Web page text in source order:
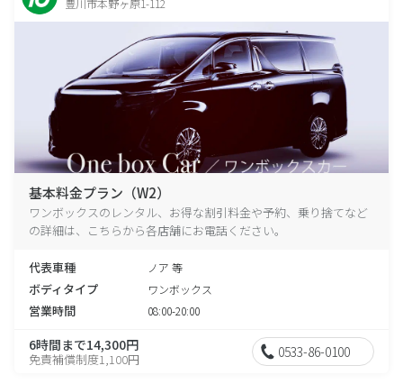
豊川市本野ヶ原1-112
基本料金プラン（W2）
ワンボックスのレンタル、お得な割引料金や予約、乗り捨てなど
の詳細は、こちらから各店舗にお電話ください。
代表車種 ノア 等
ボディタイプ ワンボックス
営業時間 08:00-20:00
6時間まで14,300円
免責補償制度1,100円 0533-86-0100